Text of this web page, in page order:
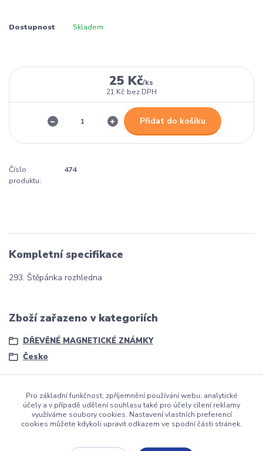
Dostupnost Skladem
25 Kč/ks
21 Kč bez DPH
Přidat do košíku
Číslo
produktu:
474
Kompletní specifikace
293. Štěpánka rozhledna
Zboží zařazeno v kategoriích
DŘEVĚNÉ MAGNETICKÉ ZNÁMKY
Česko
dmznamky.cz
Pro základní funkčnost, zpříjemnění používání webu, analytické
účely a v případě udělení souhlasu také pro účely cílení reklamy
využíváme soubory cookies. Nastavení vlastních preferencí
cookies můžete kdykoli upravit odkazem ve spodní části stránek.